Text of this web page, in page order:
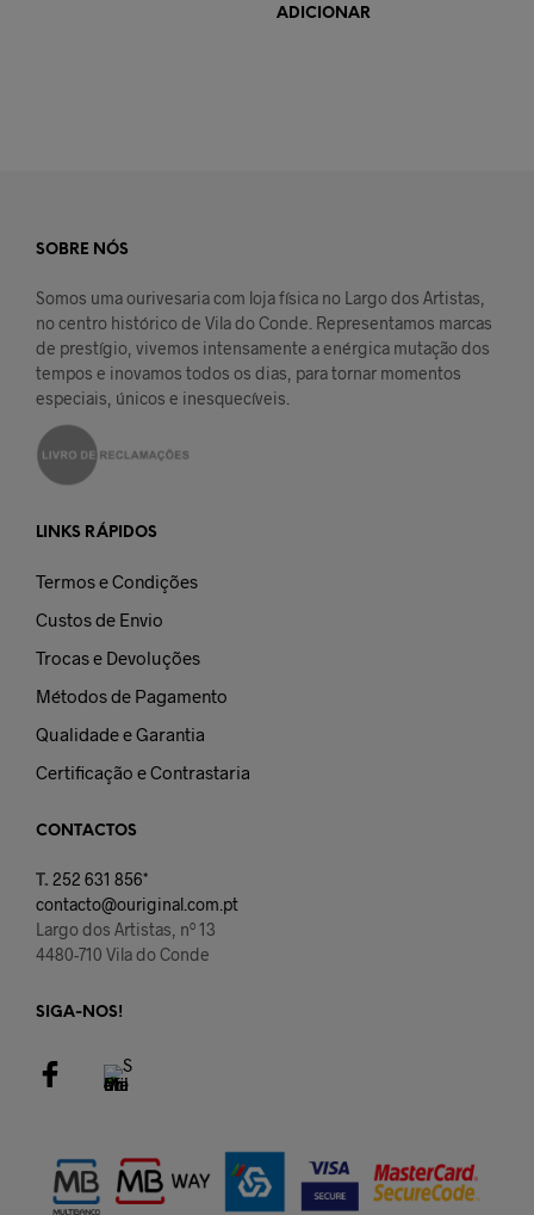
ADICIONAR
SOBRE NÓS
Somos uma ourivesaria com loja física no Largo dos Artistas,
no centro histórico de Vila do Conde. Representamos marcas
de prestígio, vivemos intensamente a enérgica mutação dos
tempos e inovamos todos os dias, para tornar momentos
especiais, únicos e inesquecíveis.
LINKS RÁPIDOS
Termos e Condições
Custos de Envio
Trocas e Devoluções
Métodos de Pagamento
Qualidade e Garantia
Certificação e Contrastaria
CONTACTOS
T. 252 631 856*
contacto@ouriginal.com.pt
Largo dos Artistas, nº 13
4480-710 Vila do Conde
SIGA-NOS!